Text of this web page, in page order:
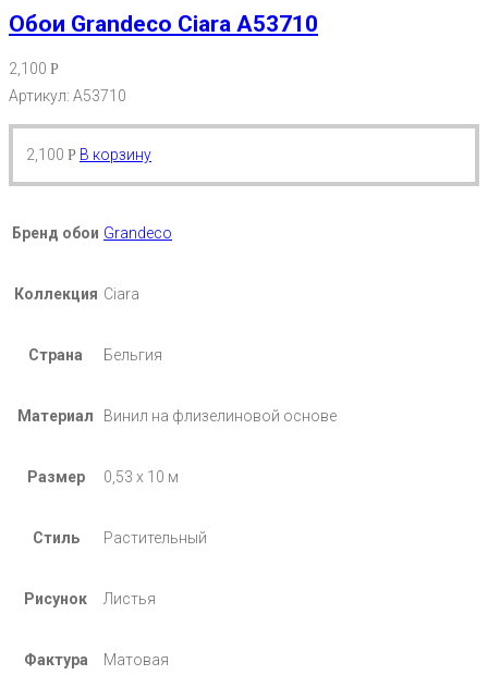
Обои Grandeco Ciara A53710
2,100 Р
Артикул: A53710
2,100 Р В корзину
Бренд обои Grandeco
Коллекция Ciara
Страна Бельгия
Материал Винил на флизелиновой основе
Размер 0,53 х 10 м
Стиль Растительный
Рисунок Листья
Фактура Матовая